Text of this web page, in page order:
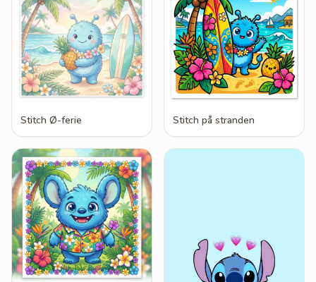
Stitch Ø-ferie Stitch på stranden